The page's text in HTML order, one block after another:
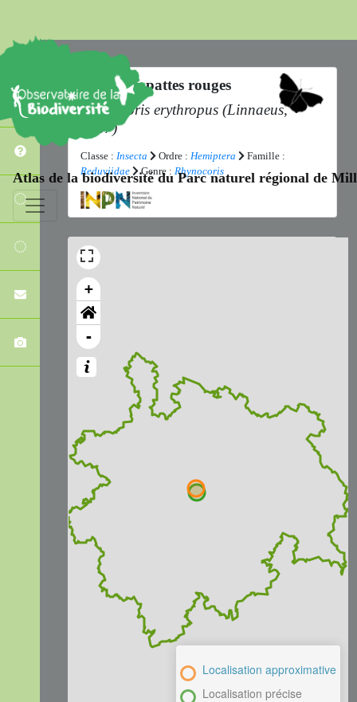
Atlas de la biodiversité du Parc naturel régional de
Rèduve à pattes rouges
Rhynocoris erythropus (Linnaeus,
1767)
Classe : Insecta Ordre : Hemiptera
Famille :
Reduviidae
Genre : Rhynocoris
+
-
Localisation approximative
Localisation précise